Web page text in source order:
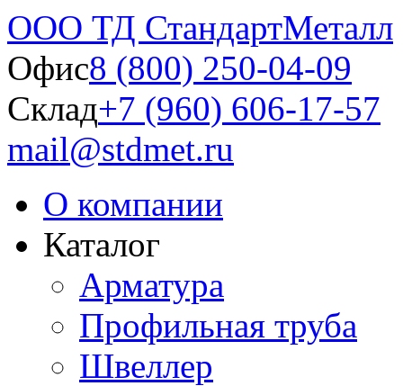
ООО ТД СтандартМеталл
Офис8 (800) 250-04-09
Склад+7 (960) 606-17-57
mail@stdmet.ru
О компании
Каталог
Арматура
Профильная труба
Швеллер